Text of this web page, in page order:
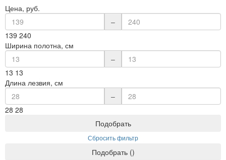
Цена, руб.
–
139 240
Ширина полотна, см
–
13 13
Длина лезвия, см
–
28 28
Подобрать
Сбросить фильтр
Подобрать ()